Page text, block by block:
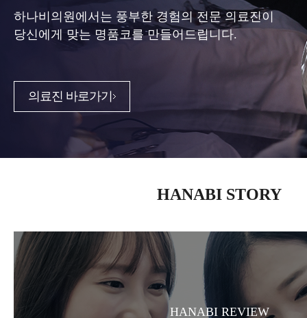
하나비의원에서는 풍부한 경험의 전문 의료진이
당신에게 맞는 명품코를 만들어드립니다.
의료진 바로가기
HANABI STORY
HANABI REVIEW